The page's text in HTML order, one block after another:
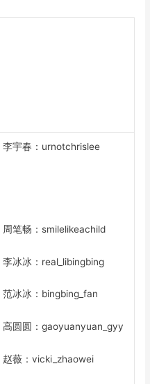
李宇春：urnotchrislee
周笔畅：smilelikeachild
李冰冰：real_libingbing
范冰冰：bingbing_fan
高圆圆：gaoyuanyuan_gyy
赵薇：vicki_zhaowei